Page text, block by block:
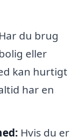
Har du brug
eller
kan hurtigt
har en
Hvis du er